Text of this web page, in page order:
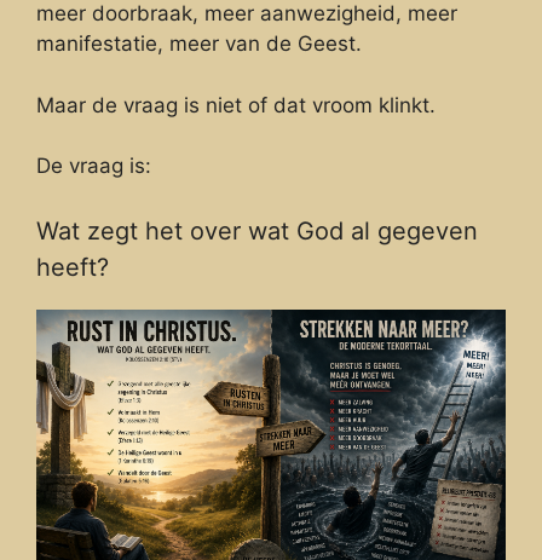
meer doorbraak, meer aanwezigheid, meer
manifestatie, meer van de Geest.
Maar de vraag is niet of dat vroom klinkt.
De vraag is:
Wat zegt het over wat God al gegeven
heeft?